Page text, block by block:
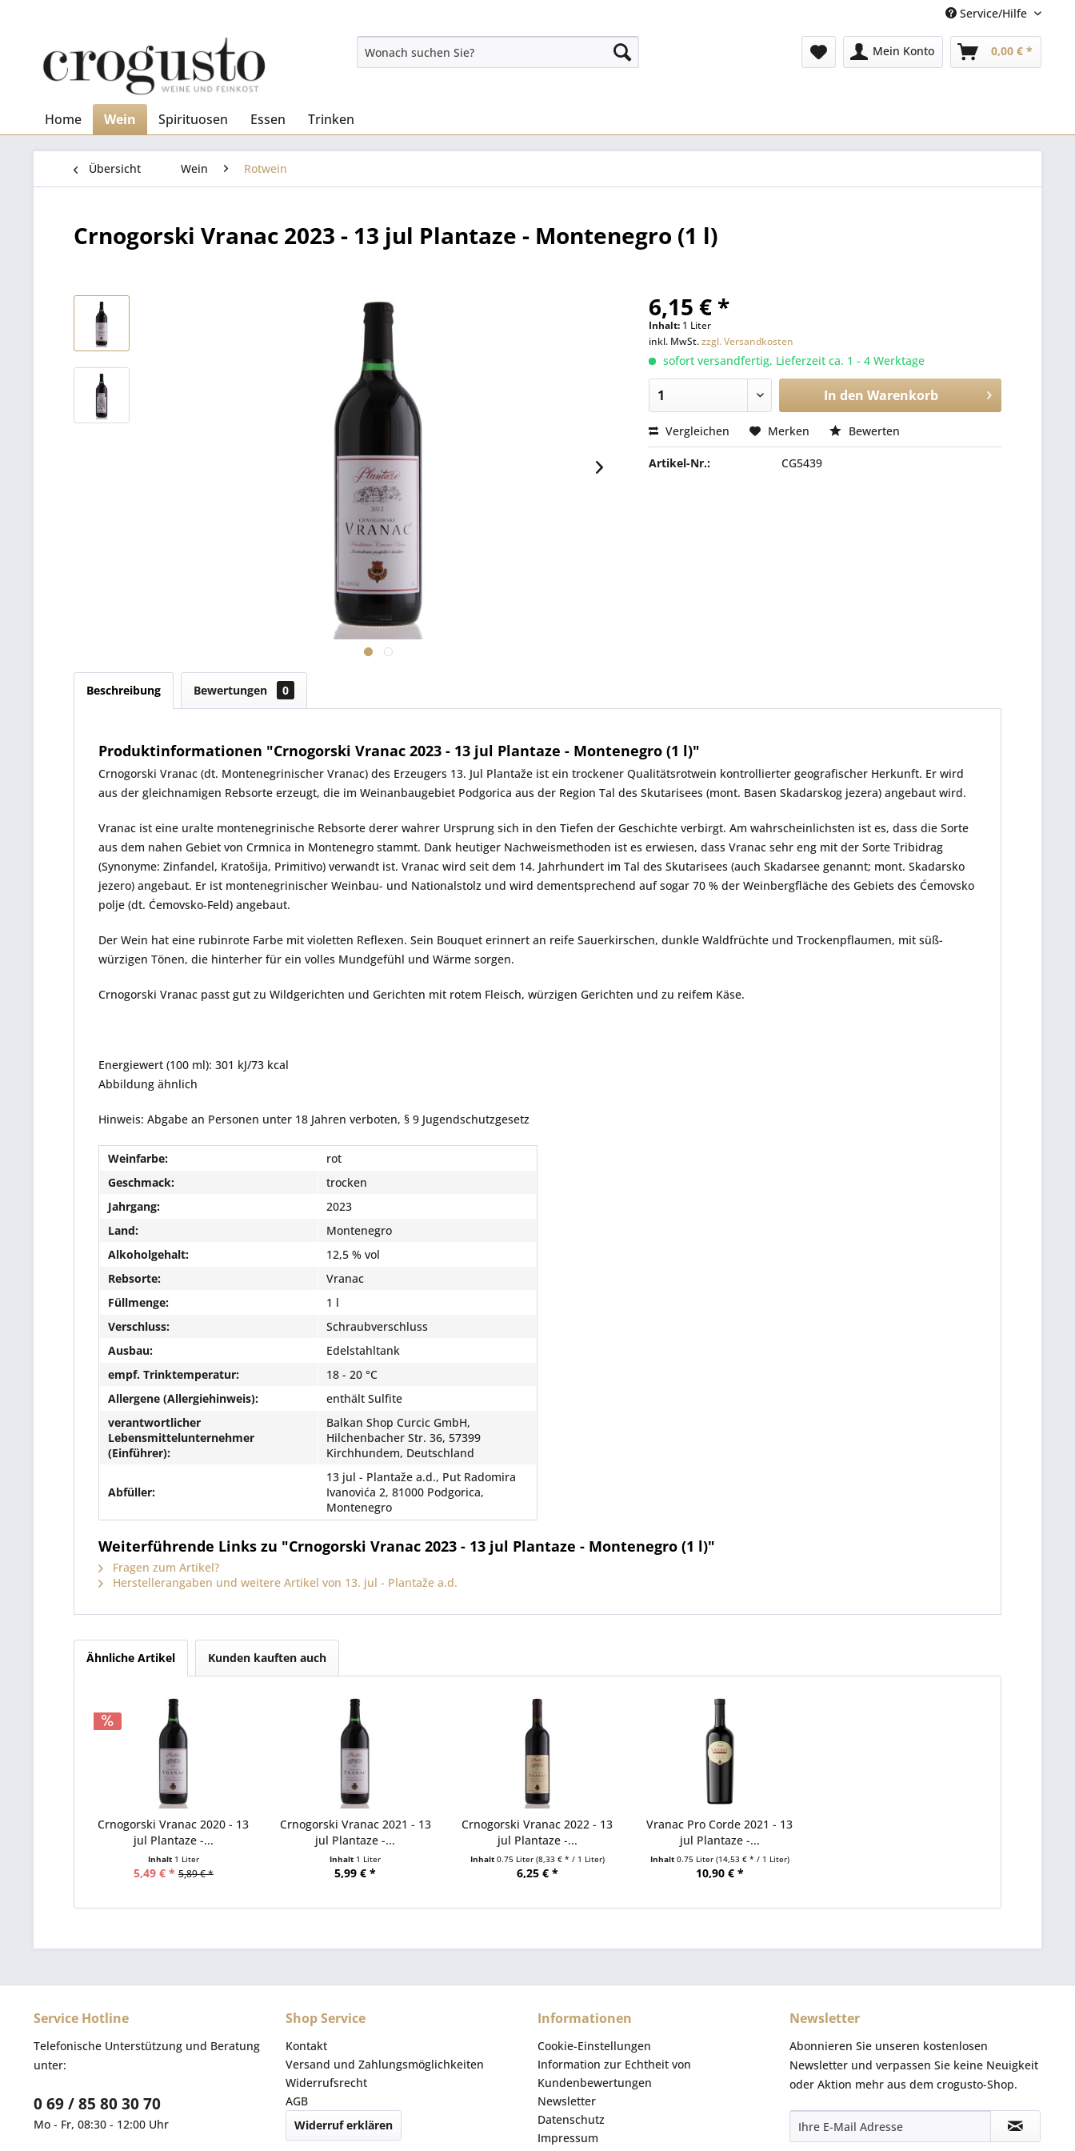
Service/Hilfe
Mein Konto 0,00 € *
Home Wein Spirituosen Essen Trinken
Übersicht Wein Rotwein
Crnogorski Vranac 2023 - 13 jul Plantaze - Montenegro (1 l)
6,15 € *
Inhalt: 1 Liter
inkl. MwSt.zzgl. Versandkosten
sofort versandfertig, Lieferzeit ca. 1 - 4 Werktage
In den Warenkorb
Vergleichen Merken Bewerten
Artikel-Nr.: CG5439
Beschreibung Bewertungen 0
Produktinformationen "Crnogorski Vranac 2023 - 13 jul Plantaze - Montenegro (1 l)"
Crnogorski Vranac (dt. Montenegrinischer Vranac) des Erzeugers 13. Jul Plantaže ist ein trockener Qualitätsrotwein kontrollierter geografischer Herkunft. Er wird
aus der gleichnamigen Rebsorte erzeugt, die im Weinanbaugebiet Podgorica aus der Region Tal des Skutarisees (mont. Basen Skadarskog jezera) angebaut wird.
Vranac ist eine uralte montenegrinische Rebsorte derer wahrer Ursprung sich in den Tiefen der Geschichte verbirgt. Am wahrscheinlichsten ist es, dass die Sorte
aus dem nahen Gebiet von Crmnica in Montenegro stammt. Dank heutiger Nachweismethoden ist es erwiesen, dass Vranac sehr eng mit der Sorte Tribidrag
(Synonyme: Zinfandel, Kratošija, Primitivo) verwandt ist. Vranac wird seit dem 14. Jahrhundert im Tal des Skutarisees (auch Skadarsee genannt; mont. Skadarsko
jezero) angebaut. Er ist montenegrinischer Weinbau- und Nationalstolz und wird dementsprechend auf sogar 70 % der Weinbergfläche des Gebiets des Ćemovsko
polje (dt. Ćemovsko-Feld) angebaut.
Der Wein hat eine rubinrote Farbe mit violetten Reflexen. Sein Bouquet erinnert an reife Sauerkirschen, dunkle Waldfrüchte und Trockenpflaumen, mit süß-
würzigen Tönen, die hinterher für ein volles Mundgefühl und Wärme sorgen.
Crnogorski Vranac passt gut zu Wildgerichten und Gerichten mit rotem Fleisch, würzigen Gerichten und zu reifem Käse.
Energiewert (100 ml): 301 kJ/73 kcal
Abbildung ähnlich
Hinweis: Abgabe an Personen unter 18 Jahren verboten, § 9 Jugendschutzgesetz
Weinfarbe:
rot
Geschmack:
trocken
Jahrgang:
2023
Land:
Montenegro
Alkoholgehalt:
12,5 % vol
Rebsorte:
Vranac
Füllmenge:
1 l
Verschluss:
Schraubverschluss
Ausbau:
Edelstahltank
empf. Trinktemperatur:
18 - 20 °C
Allergene (Allergiehinweis):
enthält Sulfite
verantwortlicher
Lebensmittelunternehmer
(Einführer):
Balkan Shop Curcic GmbH,
Hilchenbacher Str. 36, 57399
Kirchhundem, Deutschland
Abfüller:
13 jul - Plantaže a.d., Put Radomira
Ivanovića 2, 81000 Podgorica,
Montenegro
Weiterführende Links zu "Crnogorski Vranac 2023 - 13 jul Plantaze - Montenegro (1 l)"
Fragen zum Artikel?
Herstellerangaben und weitere Artikel von 13. jul - Plantaže a.d.
Ähnliche Artikel Kunden kauften auch
Crnogorski Vranac 2020 - 13
jul Plantaze -...
Inhalt 1 Liter
5,49 € * 5,89 € *
Crnogorski Vranac 2021 - 13
jul Plantaze -...
Inhalt 1 Liter
5,99 € *
Crnogorski Vranac 2022 - 13
jul Plantaze -...
Inhalt 0.75 Liter (8,33 € * / 1 Liter)
6,25 € *
Vranac Pro Corde 2021 - 13
jul Plantaze -...
Inhalt 0.75 Liter (14,53 € * / 1 Liter)
10,90 € *
Service Hotline
Telefonische Unterstützung und Beratung
unter:
0 69 / 85 80 30 70
Mo - Fr, 08:30 - 12:00 Uhr
Shop Service
Kontakt
Versand und Zahlungsmöglichkeiten
Widerrufsrecht
AGB
Widerruf erklären
Informationen
Cookie-Einstellungen
Information zur Echtheit von
Kundenbewertungen
Newsletter
Datenschutz
Impressum
Newsletter
Abonnieren Sie unseren kostenlosen
Newsletter und verpassen Sie keine Neuigkeit
oder Aktion mehr aus dem crogusto-Shop.